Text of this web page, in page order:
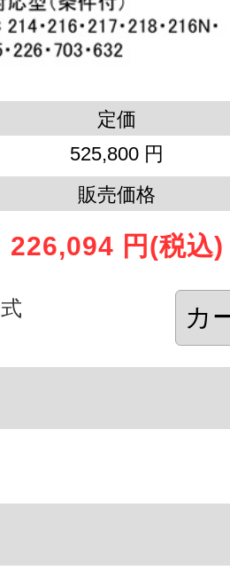
定価
525,800 円
販売価格
226,094 円 (税込)
式